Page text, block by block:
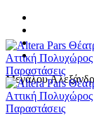
Μεγάλου